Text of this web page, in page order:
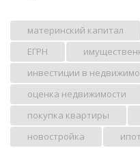
материнский капитал
ЕГРН
инвестиции в
оценка недвижимости
покупка квартиры
новостройка